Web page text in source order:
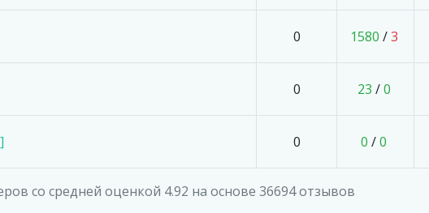
0 1580 /3
0 23 /0
0 0 /0
со средней оценкой 4.92 на основе 36694 отзывов